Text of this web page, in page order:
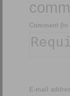
Comment (in
E-mail